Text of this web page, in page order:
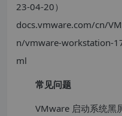
23-04-20）
docs.vmware.com/cn/
n/vmware-workstation-
ml
常见问题
VMware 启动系统黑